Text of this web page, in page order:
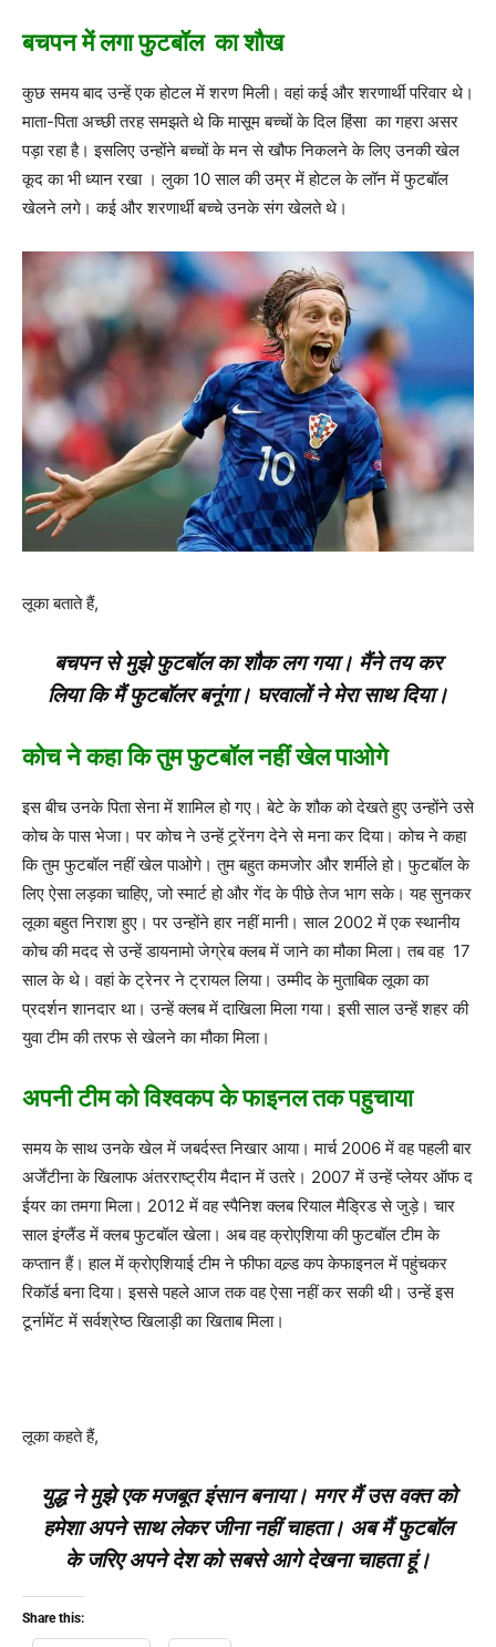
बचपन में लगा फुटबॉल का शौख
कुछ समय बाद उन्हें एक होटल में शरण मिली। वहां कई और शरणार्थी परिवार थे।
माता-पिता अच्छी तरह समझते थे कि मासूम बच्चों के दिल हिंसा का गहरा असर
पड़ा रहा है। इसलिए उन्होंने बच्चों के मन से खौफ निकलने के लिए उनकी खेल
कूद का भी ध्यान रखा । लुका 10 साल की उम्र में होटल के लॉन में फुटबॉल
खेलने लगे। कई और शरणार्थी बच्चे उनके संग खेलते थे।
लूका बताते हैं,
बचपन से मुझे फुटबॉल का शौक लग गया। मैंने तय कर
लिया कि मैं फुटबॉलर बनूंगा। घरवालों ने मेरा साथ दिया।
कोच ने कहा कि तुम फुटबॉल नहीं खेल पाओगे
इस बीच उनके पिता सेना में शामिल हो गए। बेटे के शौक को देखते हुए उन्होंने उसे
कोच के पास भेजा। पर कोच ने उन्हें ट्र्रेंनग देने से मना कर दिया। कोच ने कहा
कि तुम फुटबॉल नहीं खेल पाओगे। तुम बहुत कमजोर और शर्मीले हो। फुटबॉल के
लिए ऐसा लड़का चाहिए, जो स्मार्ट हो और गेंद के पीछे तेज भाग सके। यह सुनकर
लूका बहुत निराश हुए। पर उन्होंने हार नहीं मानी। साल 2002 में एक स्थानीय
कोच की मदद से उन्हें डायनामो जेग्रेब क्लब में जाने का मौका मिला। तब वह 17
साल के थे। वहां के ट्रेनर ने ट्रायल लिया। उम्मीद के मुताबिक लूका का
प्रदर्शन शानदार था। उन्हें क्लब में दाखिला मिला गया। इसी साल उन्हें शहर की
युवा टीम की तरफ से खेलने का मौका मिला।
अपनी टीम को विश्वकप के फाइनल तक पहुचाया
समय के साथ उनके खेल में जबर्दस्त निखार आया। मार्च 2006 में वह पहली बार
अर्जेंटीना के खिलाफ अंतरराष्ट्रीय मैदान में उतरे। 2007 में उन्हें प्लेयर ऑफ द
ईयर का तमगा मिला। 2012 में वह स्पैनिश क्लब रियाल मैड्रिड से जुड़े। चार
साल इंग्लैंड में क्लब फुटबॉल खेला। अब वह क्रोएशिया की फुटबॉल टीम के
कप्तान हैं। हाल में क्रोएशियाई टीम ने फीफा वल्र्ड कप केफाइनल में पहुंचकर
रिकॉर्ड बना दिया। इससे पहले आज तक वह ऐसा नहीं कर सकी थी। उन्हें इस
टूर्नामेंट में सर्वश्रेष्ठ खिलाड़ी का खिताब मिला।
लूका कहते हैं,
युद्ध ने मुझे एक मजबूत इंसान बनाया। मगर मैं उस वक्त को
हमेशा अपने साथ लेकर जीना नहीं चाहता। अब मैं फुटबॉल
के जरिए अपने देश को सबसे आगे देखना चाहता हूं।
Share this: